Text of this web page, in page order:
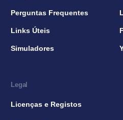
Perguntas Frequentes
Links Úteis
Simuladores
Legal
Licenças e Registos